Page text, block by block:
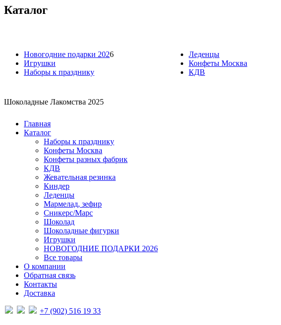
Каталог
Новогодние подарки 2026
Игрушки
Наборы к празднику
Леденцы
Конфеты Москва
КДВ
Шоколадные Лакомства 2025
Главная
Каталог
Наборы к празднику
Конфеты Москва
Конфеты разных фабрик
КДВ
Жевательная резинка
Киндер
Леденцы
Мармелад, зефир
Сникерс/Марс
Шоколад
Шоколадные фигурки
Игрушки
НОВОГОДНИЕ ПОДАРКИ 2026
Все товары
О компании
Обратная связь
Контакты
Доставка
+7 (902) 516 19 33